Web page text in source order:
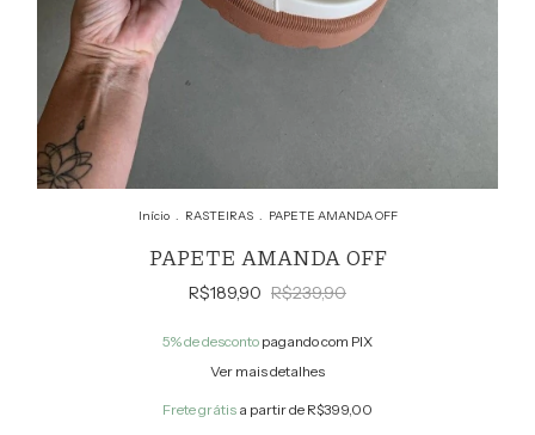
Início . RASTEIRAS . PAPETE AMANDA OFF
PAPETE AMANDA OFF
R$189,90 R$239,90
5% de desconto pagando com PIX
Ver mais detalhes
Frete grátis a partir de R$399,00